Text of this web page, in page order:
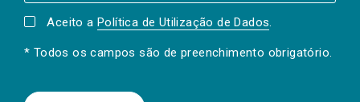
Aceito a Política de Utilização de Dados.
* Todos os campos são de preenchimento obrigatório.